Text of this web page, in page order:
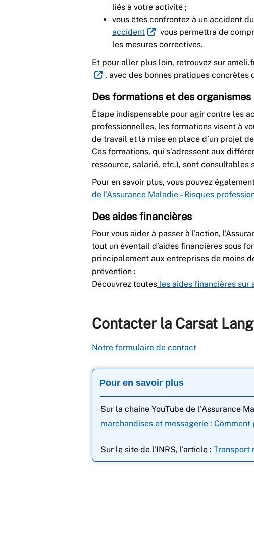
liés à votre activité ;
vous êtes confrontez à un accident
accident
vous permettra de
les mesures correctives.
Et pour aller plus loin, retrouvez sur
, avec des bonnes pratiques
Des formations et des
Étape indispensable pour agir contre les
professionnelles, les formations visent à
de travail et la mise en place d’un projet
Ces formations, qui s’adressent aux
ressource, salarié, etc.), sont consultables
Pour en savoir plus, vous pouvez
de l’Assurance Maladie – Risques
Des aides financières
Pour vous aider à passer à l’action,
tout un éventail d’aides financières sous
principalement aux entreprises de moins
prévention :
Découvrez toutes les aides financières sur
Contacter la Carsat
Notre formulaire de contact
Pour en savoir plus
Sur la chaine YouTube de l'Assurance
marchandises et messagerie :
Sur le site de l'INRS, l'article : Transport